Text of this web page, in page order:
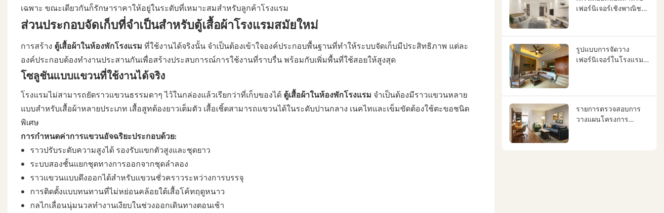
เฉพาะ ขณะเดียวกันก็รักษาราคาให้อยู่ในระดับที่เหมาะสมสำหรับลูกค้าโรงแรม
ส่วนประกอบจัดเก็บที่จำเป็นสำหรับตู้เสื้อผ้าโรงแรมสมัยใหม่
การสร้าง ตู้เสื้อผ้าในห้องพักโรงแรมที่ใช้งานได้จริงนั้นจำเป็นต้องเข้าใจองค์ประกอบพื้นฐานที่ทำให้ระบบจัดเก็บมีประสิทธิภาพ แต่ละ
องค์ประกอบต้องทำงานประสานกันเพื่อสร้างประสบการณ์การใช้งานที่ราบรื่น พร้อมกับเพิ่มพื้นที่ใช้สอยให้สูงสุด
โซลูชันแบบแขวนที่ใช้งานได้จริง
โรงแรมไม่สามารถยัดราวแขวนธรรมดาๆ ไว้ในกล่องแล้วเรียกว่าที่เก็บของได้ตู้เสื้อผ้าในห้องพักโรงแรม จำเป็นต้องมีราวแขวนหลาย
แบบสำหรับเสื้อผ้าหลายประเภท เสื้อสูทต้องยาวเต็มตัว เสื้อเชิ้ตสามารถแขวนได้ในระดับปานกลาง เนคไทและเข็มขัดต้องใช้ตะขอชนิด
พิเศษ
การกำหนดค่าการแขวนอัจฉริยะประกอบด้วย:
ราวปรับระดับความสูงได้ รองรับแขกตัวสูงและชุดยาว
ระบบสองชั้นแยกชุดทางการออกจากชุดลำลอง
ราวแขวนแบบดึงออกได้สำหรับแขวนชั่วคราวระหว่างการบรรจุ
การติดตั้งแบบทนทานที่ไม่หย่อนคล้อยใต้เสื้อโค้ทฤดูหนาว
กลไกเลื่อนนุ่มนวลทำงานเงียบในช่วงออกเดินทางตอนเช้า
เฟอร์นิเจอร์เชิงพาณิชย์:
รูปแบบการจัดวาง
เฟอร์นิเจอร์ในโรงแรม
ของโรงแรมอย่างไร
รายการตรวจสอบการ
วางแผนโครงการ